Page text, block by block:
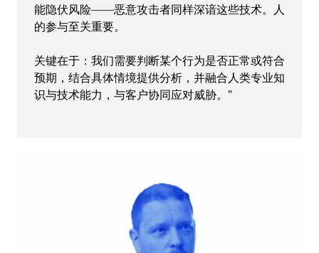
能隐伏风险——恶意攻击者同样深谙这些技术。人
的参与至关重要。
关键在于：我们需要判断某个行为是否正常或符合
预期，结合具体情境提供分析，并融合人类专业知
识与技术能力，与客户协同应对威胁。”